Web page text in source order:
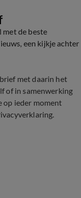
met de beste
een kijkje achter
met daarin het
of in samenwerking
op ieder moment
.